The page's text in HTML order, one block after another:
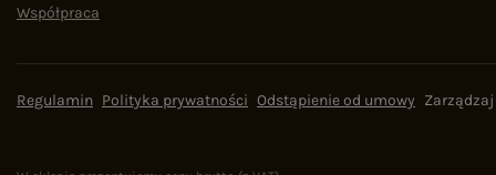
Współpraca
Regulamin Polityka prywatności Odstąpienie od umowy